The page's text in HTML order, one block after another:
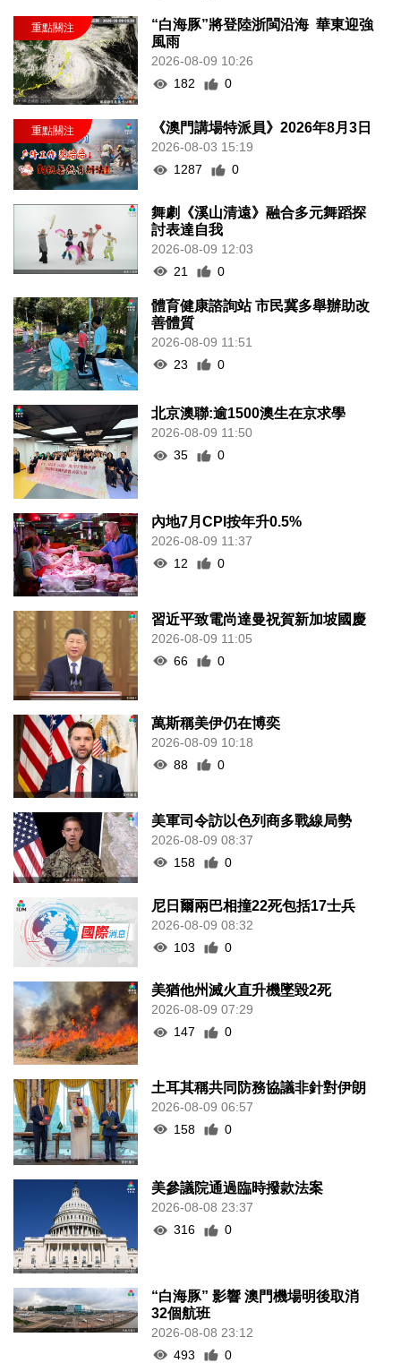
“白海豚”將登陸浙閩沿海 華東迎強
風雨
2026-08-09 10:26
182
0
《澳門講場特派員》2026年8月3日
2026-08-03 15:19
1287
0
舞劇《溪山清遠》融合多元舞蹈探
討表達自我
2026-08-09 12:03
21
0
體育健康諮詢站 市民冀多舉辦助改
善體質
2026-08-09 11:51
23
0
北京澳聯:逾1500澳生在京求學
2026-08-09 11:50
35
0
內地7月CPI按年升0.5%
2026-08-09 11:37
12
0
習近平致電尚達曼祝賀新加坡國慶
2026-08-09 11:05
66
0
萬斯稱美伊仍在博奕
2026-08-09 10:18
88
0
美軍司令訪以色列商多戰線局勢
2026-08-09 08:37
158
0
尼日爾兩巴相撞22死包括17士兵
2026-08-09 08:32
103
0
美猶他州滅火直升機墜毀2死
2026-08-09 07:29
147
0
土耳其稱共同防務協議非針對伊朗
2026-08-09 06:57
158
0
美參議院通過臨時撥款法案
2026-08-08 23:37
316
0
“白海豚” 影響 澳門機場明後取消
32個航班
2026-08-08 23:12
493
0